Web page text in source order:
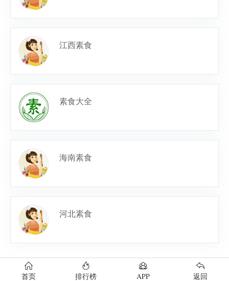
江西素食
素食大全
海南素食
河北素食
首页 排行榜 APP 返回